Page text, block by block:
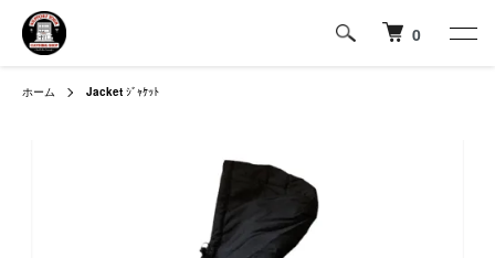
0
ホーム Jacket ｼﾞｬｹｯﾄ